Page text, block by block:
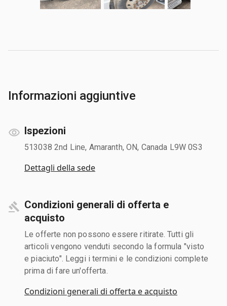
Informazioni aggiuntive
Ispezioni
513038 2nd Line, Amaranth, ON, Canada L9W 0S3
Dettagli della sede
Condizioni generali di offerta e
acquisto
Le offerte non possono essere ritirate. Tutti gli
articoli vengono venduti secondo la formula "visto
e piaciuto". Leggi i termini e le condizioni complete
prima di fare un'offerta.
Condizioni generali di offerta e acquisto